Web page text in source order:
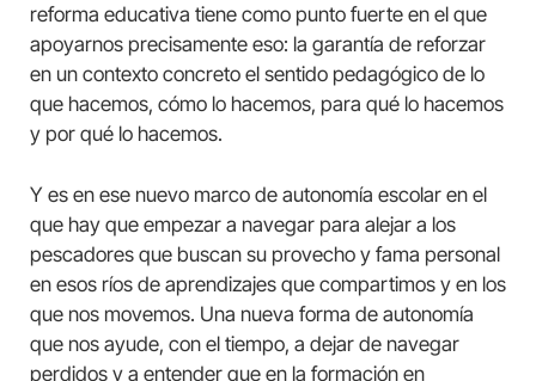
reforma educativa tiene como punto fuerte en el que
apoyarnos precisamente eso: la garantía de reforzar
en un contexto concreto el sentido pedagógico de lo
que hacemos, cómo lo hacemos, para qué lo hacemos
y por qué lo hacemos.
Y es en ese nuevo marco de autonomía escolar en el
que hay que empezar a navegar para alejar a los
pescadores que buscan su provecho y fama personal
en esos ríos de aprendizajes que compartimos y en los
que nos movemos. Una nueva forma de autonomía
que nos ayude, con el tiempo, a dejar de navegar
perdidos y a entender que en la formación en